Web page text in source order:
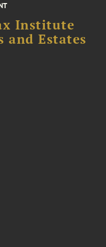
Institute
and Estates